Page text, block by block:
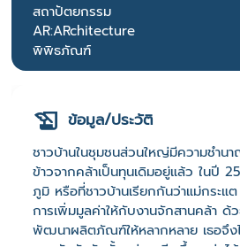
สถาปัตยกรรม
AR:ARchitecture
พิพิธภัณฑ์
ข้อมูล/ประวัติ
ชาวบ้านในชุมชนส่วนใหญ่มีความชำน
ข้าวจากคล้าเป็นทุนเดิมอยู่แล้ว ใน
ภูมิ หรือที่ชาวบ้านเรียกกันว่าแม่กระแต
การเพิ่มมูลค่าให้กับงานจักสานคล้า ด้
พัฒนาผลิตภัณฑ์ให้หลากหลาย เธอจึง